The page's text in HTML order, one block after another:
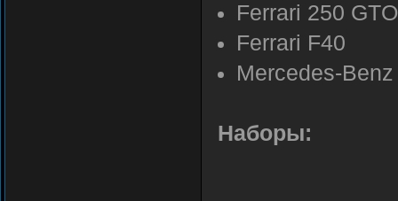
Ferrari 250 GTO
Ferrari F40
Mercedes-
Наборы: